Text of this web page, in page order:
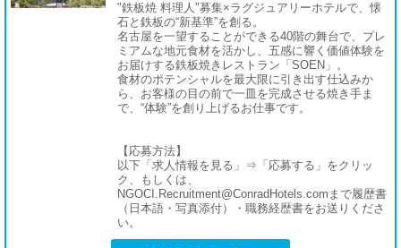
"鉄板焼 料理人"募集×ラグジュアリーホテルで、懐
石と鉄板の“新基準”を創る。
名古屋を一望することができる40階の舞台で、プレ
ミアムな地元食材を活かし、五感に響く価値体験を
お届けする鉄板焼きレストラン「SOEN」。
食材のポテンシャルを最大限に引き出す仕込みか
ら、お客様の目の前で一皿を完成させる焼き手ま
で、“体験”を創り上げるお仕事です。
【応募方法】
以下「求人情報を見る」⇒「応募する」をクリッ
ク、もしくは、
NGOCI.Recruitment@ConradHotels.comまで履歴書
（日本語・写真添付）・職務経歴書をお送りくださ
い。